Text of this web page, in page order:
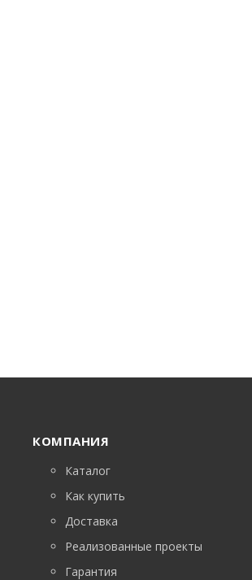
КОМПАНИЯ
Каталог
Как купить
Доставка
Реализованные проекты
Гарантия